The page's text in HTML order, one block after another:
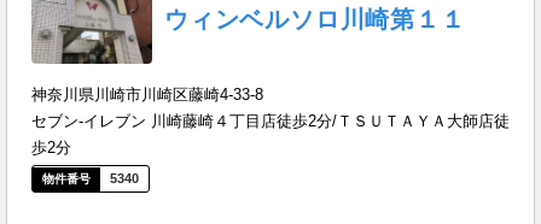
ウィンベルソロ川崎第１１
神奈川県川崎市川崎区藤崎4-33-8
セブン-イレブン 川崎藤崎４丁目店徒歩2分/ＴＳＵＴＡＹＡ大師店徒
歩2分
5340